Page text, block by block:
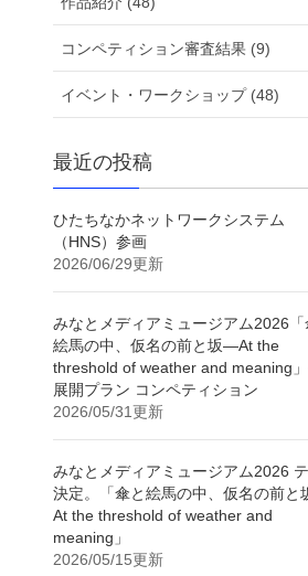
コンペティション審査結果 (9)
イベント・ワークショップ (48)
最近の投稿
ひたちなかネットワークシステム
（HNS）参画
2026/06/29更新
みなとメディアミュージアム2026「
絵馬の中、仮名の前と坂—At the
threshold of weather and meaning
展開プラン コンペティション
2026/05/31更新
みなとメディアミュージアム2026
決定。「傘と絵馬の中、仮名の前
At the threshold of weather and
meaning」
2026/05/15更新